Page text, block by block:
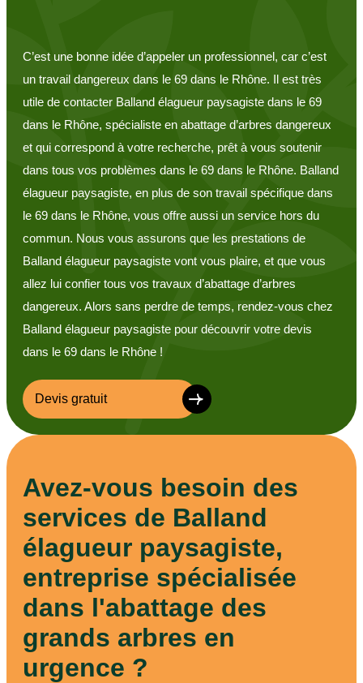
C’est une bonne idée d’appeler un professionnel, car c’est
un travail dangereux dans le 69 dans le Rhône. Il est très
utile de contacter Balland élagueur paysagiste dans le 69
dans le Rhône, spécialiste en abattage d’arbres dangereux
et qui correspond à votre recherche, prêt à vous soutenir
dans tous vos problèmes dans le 69 dans le Rhône. Balland
élagueur paysagiste, en plus de son travail spécifique dans
le 69 dans le Rhône, vous offre aussi un service hors du
commun. Nous vous assurons que les prestations de
Balland élagueur paysagiste vont vous plaire, et que vous
allez lui confier tous vos travaux d’abattage d’arbres
dangereux. Alors sans perdre de temps, rendez-vous chez
Balland élagueur paysagiste pour découvrir votre devis
dans le 69 dans le Rhône !
Devis gratuit
Avez-vous besoin des
services de Balland
élagueur paysagiste,
entreprise spécialisée
dans l'abattage des
grands arbres en
urgence ?